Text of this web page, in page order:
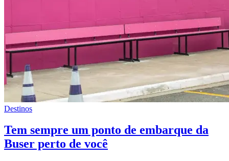
Destinos
Tem sempre um ponto de embarque da
Buser perto de você